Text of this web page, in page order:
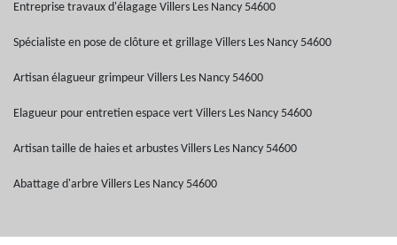
Entreprise travaux d'élagage Villers Les Nancy 54600
Spécialiste en pose de clôture et grillage Villers Les Nancy 54600
Artisan élagueur grimpeur Villers Les Nancy 54600
Elagueur pour entretien espace vert Villers Les Nancy 54600
Artisan taille de haies et arbustes Villers Les Nancy 54600
Abattage d'arbre Villers Les Nancy 54600